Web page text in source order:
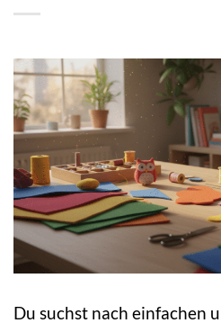
Du suchst nach einfachen